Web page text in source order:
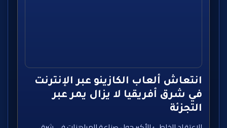
انتعاش ألعاب الكازينو عبر الإنترنت
في شرق أفريقيا لا يزال يمر عبر
التجزئة